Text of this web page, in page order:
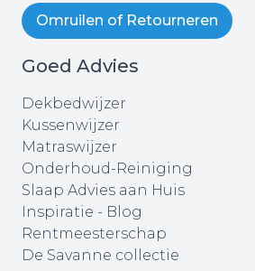
Omruilen of Retourneren
Goed Advies
Dekbedwijzer
Kussenwijzer
Matraswijzer
Onderhoud-Reiniging
Slaap Advies aan Huis
Inspiratie - Blog
Rentmeesterschap
De Savanne collectie